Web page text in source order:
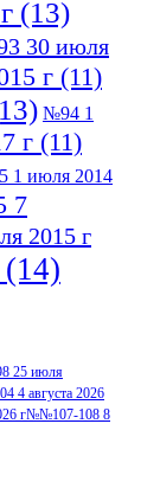
(13)
30 июля
г (11)
№94 1
г (11)
1 июля 2014
7
2015 г
(14)
2012
3
25 июля
4 августа 2026
г№№107-108 8